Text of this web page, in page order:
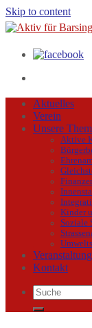
Skip to content
Aktuelles
Verein
Unsere
Aktive
Kinder
Soziale
Kontakt